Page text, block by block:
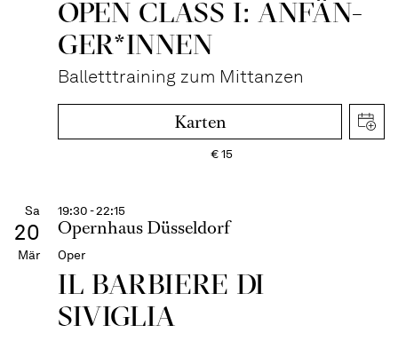
OPEN CLASS I: ANFÄN­
GER*IN­NEN
Balletttraining zum Mittanzen
Karten
€15
Sa
20
Mär
19:30 - 22:15
Opernhaus Düsseldorf
Oper
IL BARBIERE DI
SIVIGLIA